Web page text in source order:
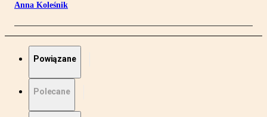
Anna Koleśnik
Powiązane
Polecane